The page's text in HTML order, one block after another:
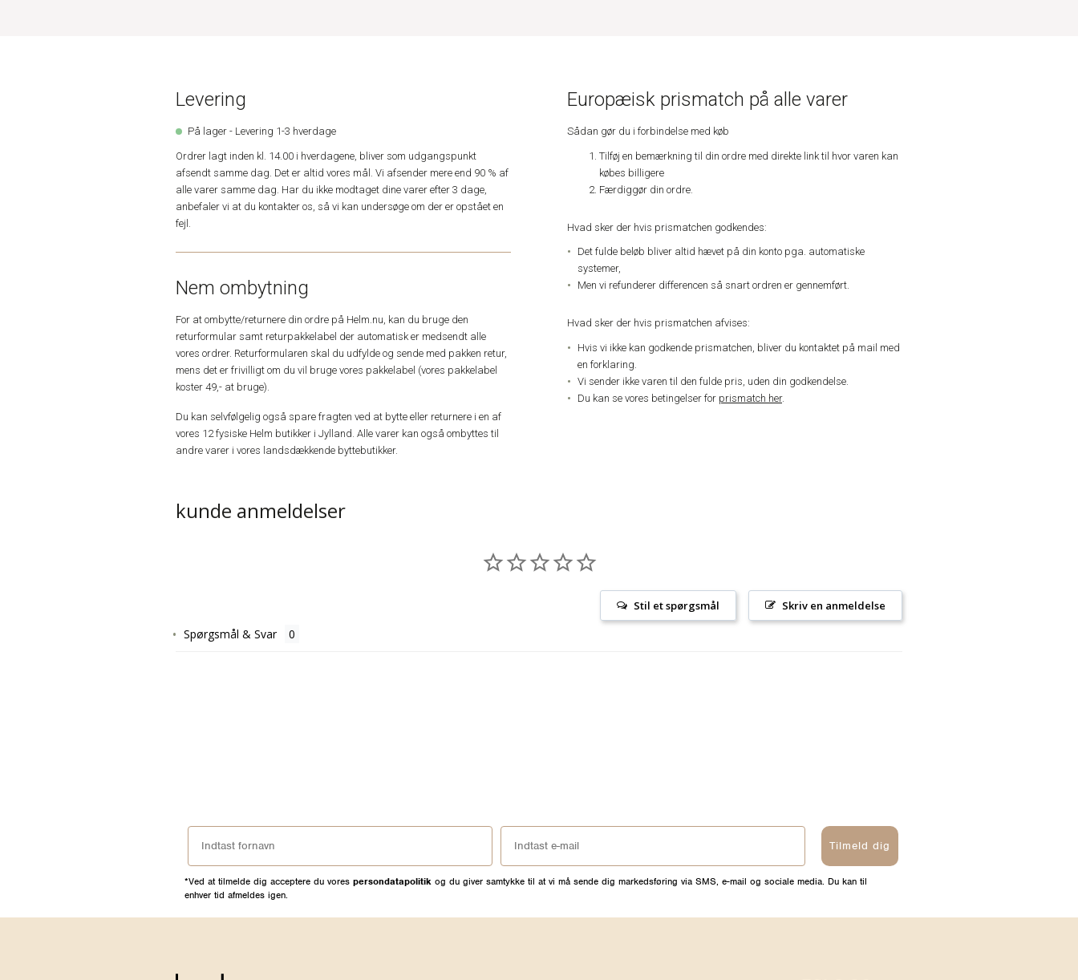
Levering
På lager - Levering 1-3 hverdage
Ordrer lagt inden kl. 14.00 i hverdagene, bliver som udgangspunkt
afsendt samme dag. Det er altid vores mål. Vi afsender mere end 90 % af
alle varer samme dag. Har du ikke modtaget dine varer efter 3 dage,
anbefaler vi at du kontakter os, så vi kan undersøge om der er opstået en
fejl.
Nem ombytning
For at ombytte/returnere din ordre på Helm.nu, kan du bruge den
returformular samt returpakkelabel der automatisk er medsendt alle
vores ordrer. Returformularen skal du udfylde og sende med pakken retur,
mens det er frivilligt om du vil bruge vores pakkelabel (vores pakkelabel
koster 49,- at bruge).
Du kan selvfølgelig også spare fragten ved at bytte eller returnere i en af
vores 12 fysiske Helm butikker i Jylland. Alle varer kan også ombyttes til
andre varer i vores landsdækkende byttebutikker.
Europæisk prismatch på alle varer
Sådan gør du i forbindelse med køb
Tilføj en bemærkning til din ordre med direkte link til hvor varen kan
købes billigere
Færdiggør din ordre.
Hvad sker der hvis prismatchen godkendes:
Det fulde beløb bliver altid hævet på din konto pga. automatiske
systemer,
Men vi refunderer differencen så snart ordren er gennemført.
Hvad sker der hvis prismatchen afvises:
Hvis vi ikke kan godkende prismatchen, bliver du kontaktet på mail med
en forklaring.
Vi sender ikke varen til den fulde pris, uden din godkendelse.
Du kan se vores betingelser for prismatch her.
kunde anmeldelser
Skriv en anmeldelse
Stil et spørgsmål
Spørgsmål & Svar
Tilmeld dig
*Ved at tilmelde dig acceptere du vores persondatapolitik og du giver samtykke til at vi må sende dig markedsføring via SMS, e-mail og sociale media. Du kan til
enhver tid afmeldes igen.